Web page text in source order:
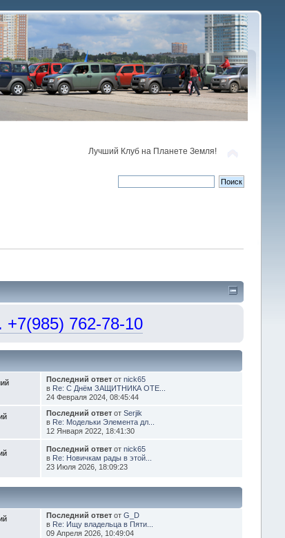
Лучший Клуб на Планете Земля!
762-78-10
Последний ответ отnick65
в Re: С Днём ЗАЩИТНИКА ОТЕ...
24 Февраля 2024, 08:45:44
Последний ответ отSerjik
в Re: Модельки Элемента дл...
12 Января 2022, 18:41:30
Последний ответ отnick65
в Re: Новичкам рады в этой...
23 Июля 2026, 18:09:23
Последний ответ отG_D
в Re: Ищу владельца в Пяти...
09 Апреля 2026, 10:49:04